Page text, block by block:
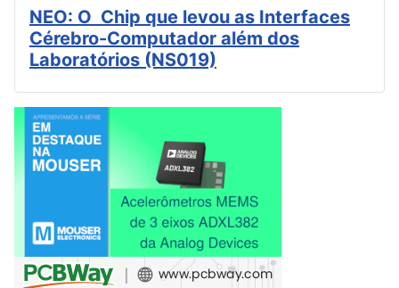
NEO: O Chip que levou as Interfaces
Cérebro-Computador além dos
Laboratórios (NS019)